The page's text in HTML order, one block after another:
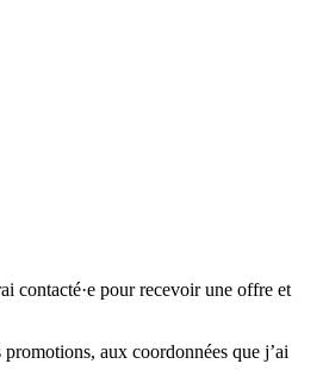
contacté·e pour recevoir une offre et
aux coordonnées que j’ai